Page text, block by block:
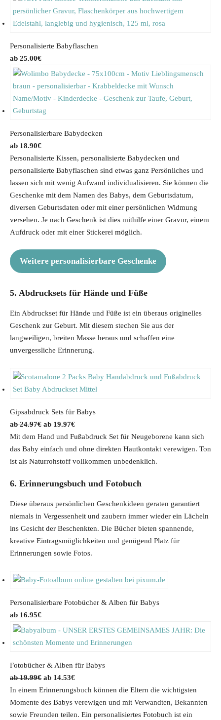
Personalisierte Babyflaschen
25.00€
Personalisierbare Babydecken
18.90€
Personalisierte Kissen, personalisierte Babydecken und
personalisierte Babyflaschen sind etwas ganz Persönliches und
lassen sich mit wenig Aufwand individualisieren. Sie können die
Geschenke mit dem Namen des Babys, dem Geburtsdatum,
diversen Geburtsdaten oder mit einer persönlichen Widmung
versehen. Je nach Geschenk ist dies mithilfe einer Gravur, einem
Aufdruck oder mit einer Stickerei möglich.
Weitere personalisierbare Geschenke
5. Abdrucksets für Hände und Füße
Ein Abdruckset für Hände und Füße ist ein überaus originelles
Geschenk zur Geburt. Mit diesem stechen Sie aus der
langweiligen, breiten Masse heraus und schaffen eine
unvergessliche Erinnerung.
Gipsabdruck Sets für Babys
24.97€ O
r
i
g
n
c
w
2
4
19.97€C
u
r
r
n
c
s
.
9
Mit dem Hand und Fußabdruck Set für Neugeborene kann sich
das Baby einfach und ohne direkten Hautkontakt verewigen. Ton
ist als Naturrohstoff vollkommen unbedenklich.
6. Erinnerungsbuch und Fotobuch
Diese überaus persönlichen Geschenkideen geraten garantiert
niemals in Vergessenheit und zaubern immer wieder ein Lächeln
ins Gesicht der Beschenkten. Die Bücher bieten spannende,
kreative Eintragsmöglichkeiten und genügend Platz für
Erinnerungen sowie Fotos.
Personalisierbare Fotobücher & Alben für Babys
16.95€
Fotobücher & Alben für Babys
19.99€ O
r
i
g
14.53€C
u
r
r
In einem Erinnerungsbuch können die Eltern die wichtigsten
Momente des Babys verewigen und mit Verwandten, Bekannten
sowie Freunden teilen. Ein personalisiertes Fotobuch ist ein